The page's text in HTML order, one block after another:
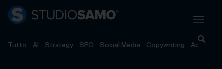
Tutto AI Strategy SEO Social Media Copywriting